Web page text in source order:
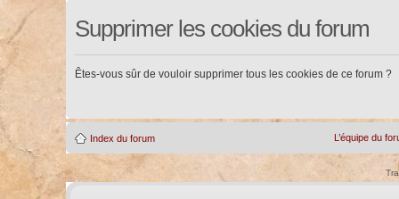
Supprimer les cookies du forum
Êtes-vous sûr de vouloir supprimer tous les cookies de ce forum ?
Index du forum L’équipe du